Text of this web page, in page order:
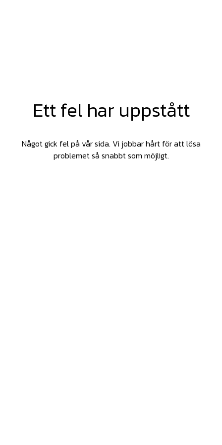
Ett fel har uppstått
Något gick fel på vår sida. Vi jobbar hårt för att lösa
problemet så snabbt som möjligt.